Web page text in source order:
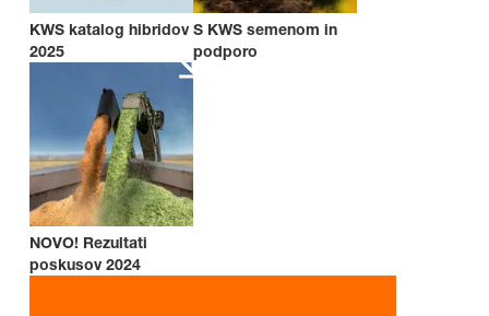
KWS katalog hibridov
2025
S KWS semenom in
podporo
NOVO! Rezultati
poskusov 2024